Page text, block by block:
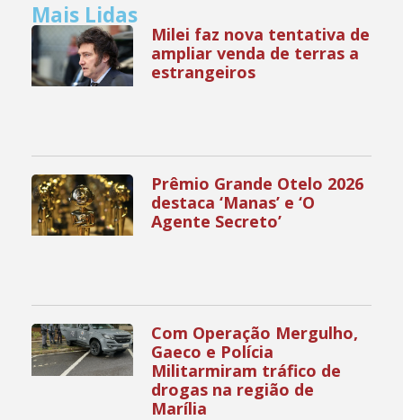
Mais Lidas
Milei faz nova tentativa de
ampliar venda de terras a
estrangeiros
Prêmio Grande Otelo 2026
destaca ‘Manas’ e ‘O
Agente Secreto’
Com Operação Mergulho,
Gaeco e Polícia
Militarmiram tráfico de
drogas na região de
Marília